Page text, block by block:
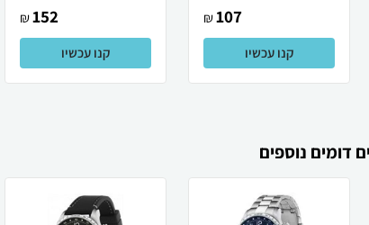
107
₪
קנו עכשיו
152
₪
קנו עכשיו
דומים נוספים